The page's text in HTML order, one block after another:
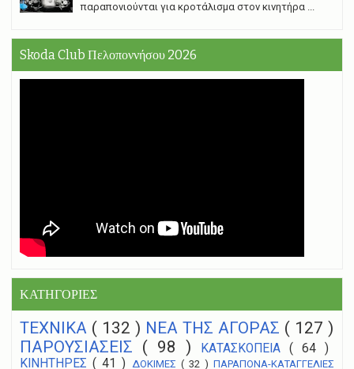
παραπονιούνται για κροτάλισμα στον κινητήρα ...
Skoda Club Πελοποννήσου 2026
ΚΑΤΗΓΟΡΙΕΣ
ΤΕΧΝΙΚΑ ( 132 ) NEA THΣ ΑΓΟΡΑΣ ( 127 )
ΠΑΡΟΥΣΙΑΣΕΙΣ ( 98 ) ΚΑΤΑΣΚΟΠΕΙΑ ( 64 )
ΚΙΝΗΤΗΡΕΣ( 41 ) ΔΟΚΙΜΕΣ ( 32 ) ΠΑΡΑΠΟΝΑ-ΚΑΤΑΓΓΕΛΙΕΣ